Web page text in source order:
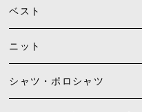
ベスト
ニット
シャツ・ポロシャツ